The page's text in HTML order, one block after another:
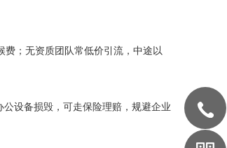
；无资质团队常低价引流，中途以
设备损毁，可走保险理赔，规避企业